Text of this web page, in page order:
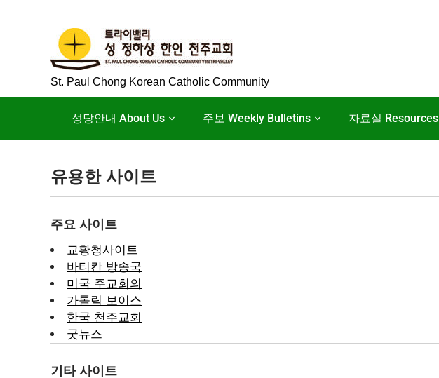
St. Paul Chong Korean Catholic Community
성당안내 About Us 주보 Weekly Bulletins 자료실 Resources
유용한 사이트
주요 사이트
교황청사이트
바티칸 방송국
미국 주교회의
가톨릭 보이스
한국 천주교회
굿뉴스
기타 사이트